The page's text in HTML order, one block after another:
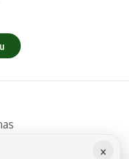
×